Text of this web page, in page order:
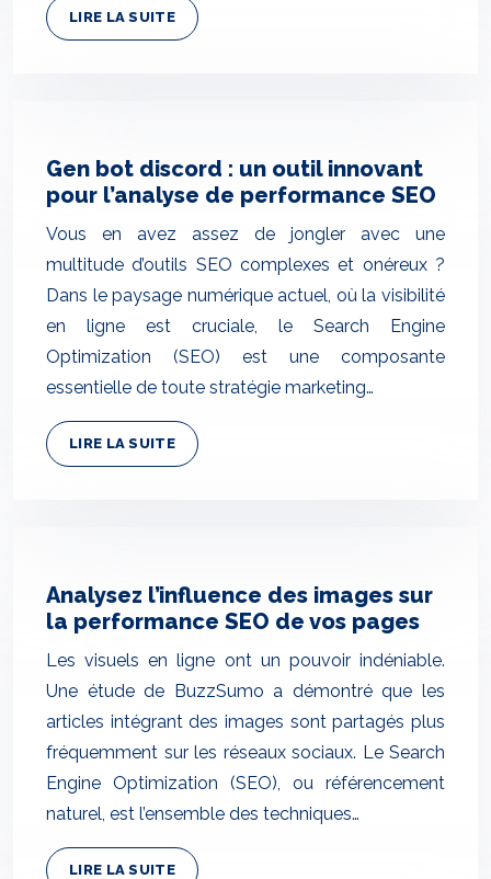
LIRE LA SUITE
Gen bot discord : un outil innovant
pour l’analyse de performance SEO
Vous en avez assez de jongler avec une
multitude d’outils SEO complexes et onéreux ?
Dans le paysage numérique actuel, où la visibilité
en ligne est cruciale, le Search Engine
Optimization (SEO) est une composante
essentielle de toute stratégie marketing…
LIRE LA SUITE
Analysez l’influence des images sur
la performance SEO de vos pages
Les visuels en ligne ont un pouvoir indéniable.
Une étude de BuzzSumo a démontré que les
articles intégrant des images sont partagés plus
fréquemment sur les réseaux sociaux. Le Search
Engine Optimization (SEO), ou référencement
naturel, est l’ensemble des techniques…
LIRE LA SUITE